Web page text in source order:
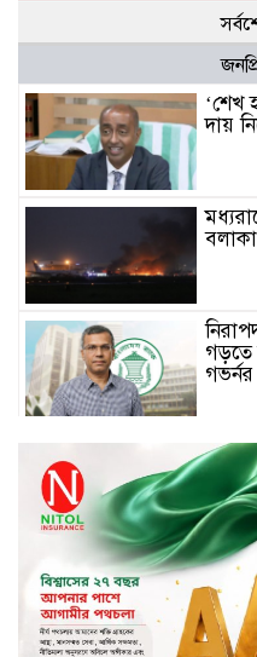
‘শেখ
দায়
বলাকা
গড়তে
গভর্নর
আটক
করছে